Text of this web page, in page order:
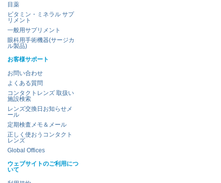
目薬
ビタミン・ミネラル サプ
リメント
一般用サプリメント
眼科用手術機器(サージカ
ル製品)
お客様サポート
お問い合わせ
よくある質問
コンタクトレンズ 取扱い
施設検索
レンズ交換日お知らせメ
ール
定期検査メモ＆メール
正しく使おうコンタクト
レンズ
Global Offices
ウェブサイトのご利用につ
いて